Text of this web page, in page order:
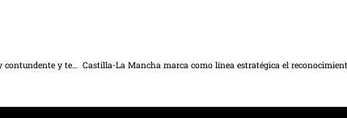
Manuel Serrano: “Hemos ganado las elecciones con un resultado nítido, incontestable y contundente y tendremos 12 concejales que son más que toda la izquierda de Albacete junta”